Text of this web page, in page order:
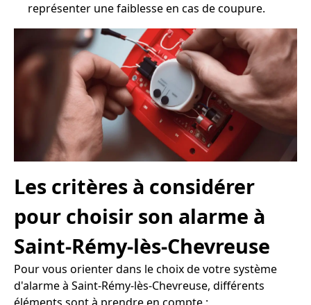
représenter une faiblesse en cas de coupure.
Les critères à considérer
pour choisir son alarme à
Saint-Rémy-lès-Chevreuse
Pour vous orienter dans le choix de votre système
d'alarme à Saint-Rémy-lès-Chevreuse, différents